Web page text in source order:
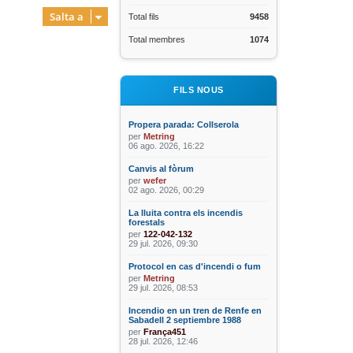
Salta a Total fils 9458
Total membres 1074
FILS NOUS
Propera parada: Collserola
per Metring
06 ago. 2026, 16:22
Canvis al fòrum
per wefer
02 ago. 2026, 00:29
La lluita contra els incendis
forestals
per 122-042-132
29 jul. 2026, 09:30
Protocol en cas d'incendi o fum
per Metring
29 jul. 2026, 08:53
Incendio en un tren de Renfe en
Sabadell 2 septiembre 1988
per França451
28 jul. 2026, 12:46